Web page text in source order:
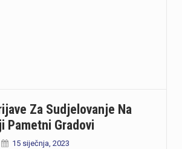
Za Sudjelovanje Na
Pametni Gradovi
15 siječnja, 2023